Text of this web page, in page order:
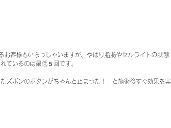
お客様もいらっしゃいますが、やはり脂肪やセルライトの状態
ているのは最低５回です。
ズボンのボタンがちゃんと止まった！」と施術後すぐ効果を実